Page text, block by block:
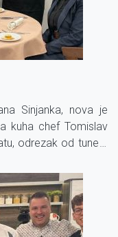
Sinjanka, nova je
kuha chef Tomislav
odrezak od tune s